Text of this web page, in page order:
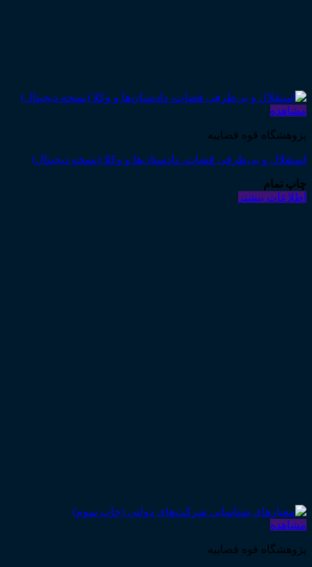
مشاهده
پژوهشگاه قوه قضاییه
استقلال و بی‌طرفی قضات، دادستان‌ها و وکلا (نسخه دیجیتال)
چاپ تمام
اطلاعات بیشتر
مشاهده
پژوهشگاه قوه قضاییه